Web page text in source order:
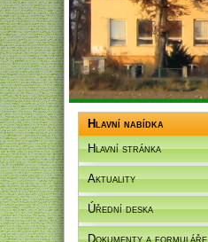
Hlavní nabídka
Hlavní stránka
Aktuality
Úřední deska
Dokumenty a formuláře